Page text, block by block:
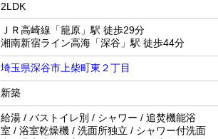
2LDK
ＪＲ高崎線「籠原」駅 徒歩29分
湘南新宿ライン高海「深谷」駅 徒歩44分
埼玉県深谷市上柴町東２丁目
新築
給湯 / バストイレ別 / シャワー / 追焚機能浴
室 / 浴室乾燥機 / 洗面所独立 / シャワー付洗面